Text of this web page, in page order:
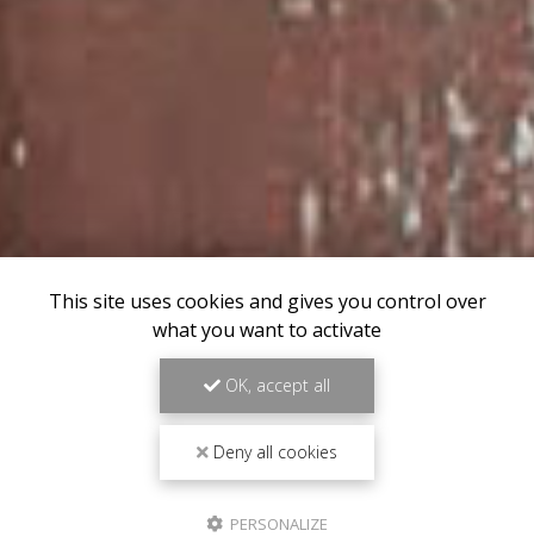
This site uses cookies and gives you control over
what you want to activate
OK, accept all
Deny all cookies
PERSONALIZE